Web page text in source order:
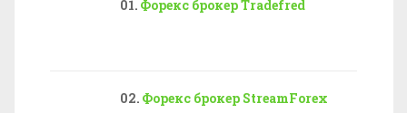
Форекс брокер Tradefred
Форекс брокер StreamForex